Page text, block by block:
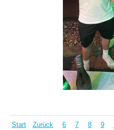
Start Zurück 6 7 8 9